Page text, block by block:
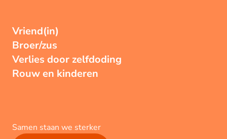
Vriend(in)
Broer/zus
Verlies door zelfdoding
Rouw en kinderen
Samen staan we sterker